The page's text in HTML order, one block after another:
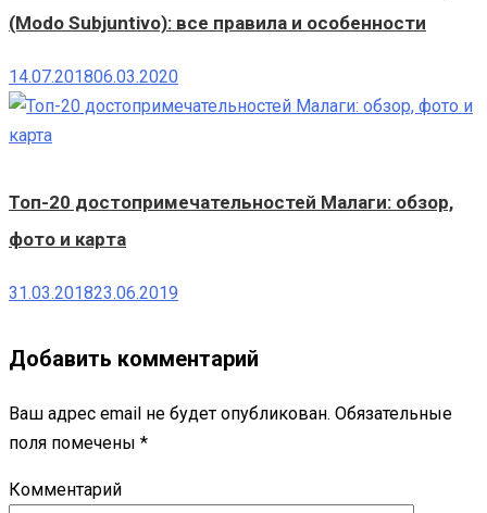
(Modo Subjuntivo): все правила и особенности
14.07.201806.03.2020
Топ-20 достопримечательностей Малаги: обзор,
фото и карта
31.03.201823.06.2019
Добавить комментарий
Ваш адрес email не будет опубликован. Обязательные
поля помечены *
Комментарий